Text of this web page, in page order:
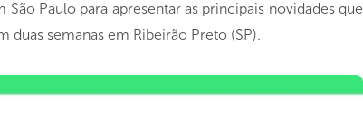
Paulo para apresentar as principais novidades que
semanas em Ribeirão Preto (SP).